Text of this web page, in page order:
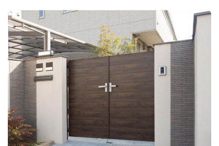
structure déjà sollicitée. La prise au vent et le poids
supplémentaire constituent les deux facteurs
aggravants principaux, particulièrement sur des
gonds fatigués ou des poteaux mal scellés. […]